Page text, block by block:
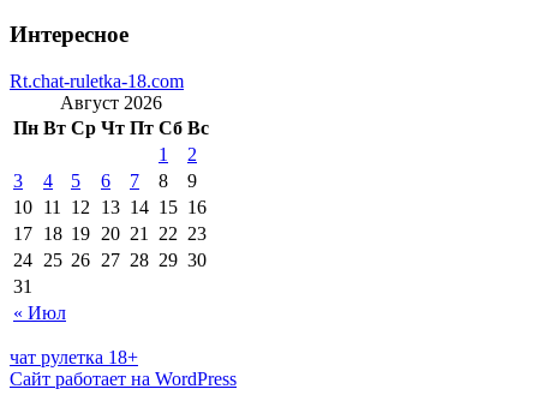
Интересное
Rt.chat-ruletka-18.com
Август 2026
Пн Вт Ср Чт Пт Сб Вс
« Июл
1
2
3
4 5 6 7 8
9
10 11 12 13 14 15 16
17 18 19 20 21 22 23
24 25 26 27 28 29 30
31
чат рулетка 18+
Сайт работает на WordPress